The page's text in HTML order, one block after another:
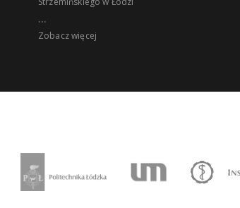
...
Zobacz więcej